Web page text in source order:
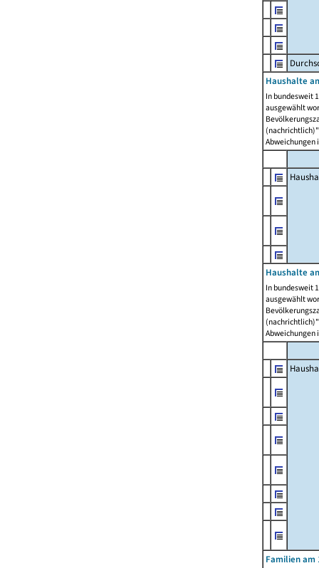
Haushalte
In bundesweit
ausgewählt
Abweichungen
Haushalte
In bundesweit
ausgewählt
Abweichungen
Familien am